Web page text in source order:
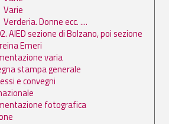
Varie
Verderia. Donne ecc. ....
AIED sezione di Bolzano, poi sezione
Emeri
varia
stampa generale
e convegni
fotografica